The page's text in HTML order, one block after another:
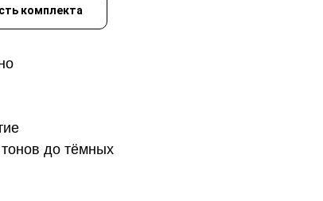
комплекта
до тёмных